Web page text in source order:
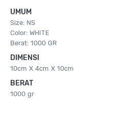
UMUM
Size: NS
Color: WHITE
Berat: 1000 GR
DIMENSI
10cm X 4cm X 10cm
BERAT
1000 gr